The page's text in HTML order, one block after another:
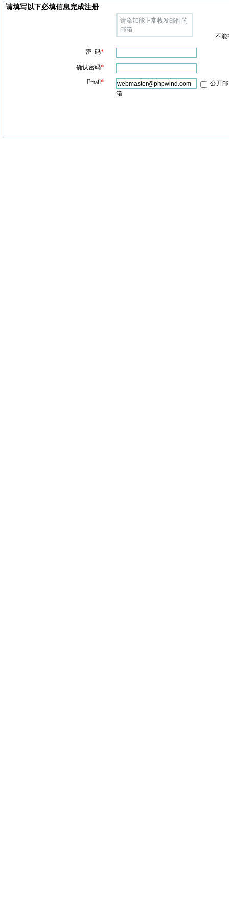
请填写以下必填信息完成注册
请添加能正常收发邮件的
邮箱
不能
密 码*
确认密码*
Email*
公开邮
箱